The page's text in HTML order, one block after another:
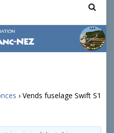
› Vends fuselage Swift S1